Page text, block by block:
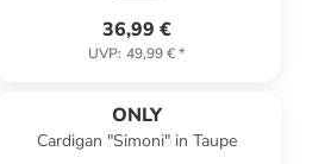
36,99 €
UVP: 49,99 €*
ONLY
Cardigan "Simoni" in Taupe